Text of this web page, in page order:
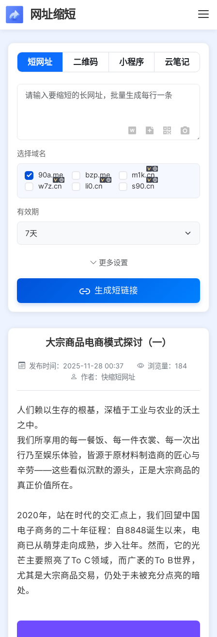
网址缩短
短网址 二维码 小程序 云笔记
选择域名
90a.me bzp.me
m1k.cn
w7z.cn
li0.cn s90.cn
有效期
访问密码
社交平台 电商平台
选择防红平台类型，避免链接被拦截
iOS
选择允许访问的平台类型
更多设置
生成短链接
大宗商品电商模式探讨（一）
发布时间：2025-11-28 00:37
浏览量：184
作者：快缩短网址
人们赖以生存的根基，深植于工业与农业的沃土
之中。
我们所享用的每一餐饭、每一件衣裳、每一次出
行乃至娱乐体验，皆源于原材料制造商的匠心与
辛劳——这些看似沉默的源头，正是大宗商品的
真正价值所在。
2020年，站在时代的交汇点上，我们回望中国
电子商务的二十年征程：自8848诞生以来，电
商已从萌芽走向成熟，步入壮年。然而，它的光
芒主要照亮了To C领域，而广袤的To B世界，
尤其是大宗商品交易，仍处于未被充分点亮的暗
处。